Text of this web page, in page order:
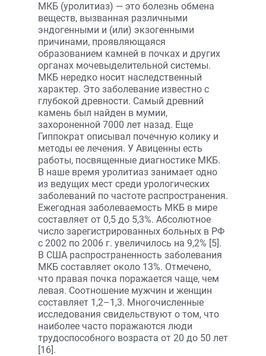
МКБ (уролитиаз) — это болезнь обмена
веществ, вызванная различными
эндогенными и (или) экзогенными
причинами, проявляющаяся
образованием камней в почках и других
органах мочевыделительной системы.
МКБ нередко носит наследственный
характер. Это заболевание известно с
глубокой древности. Самый древний
камень был найден в мумии,
захороненной 7000 лет назад. Еще
Гиппократ описывал почечную колику и
методы ее лечения. У Авиценны есть
работы, посвященные диагностике МКБ.
В наше время уролитиаз занимает одно
из ведущих мест среди урологических
заболеваний по частоте распространения.
Ежегодная заболеваемость МКБ в мире
составляет от 0,5 до 5,3%. Абсолютное
число зарегистрированных больных в РФ
с 2002 по 2006 г. увеличилось на 9,2% [5].
В США распространенность заболевания
МКБ составляет около 13%. Отмечено,
что правая почка поражается чаще, чем
левая. Cоотношение мужчин и женщин
составляет 1,2–1,3. Многочисленные
исследования свидельствуют о том, что
наиболее часто поражаются люди
трудоспособного возраста от 20 до 50 лет
[16].